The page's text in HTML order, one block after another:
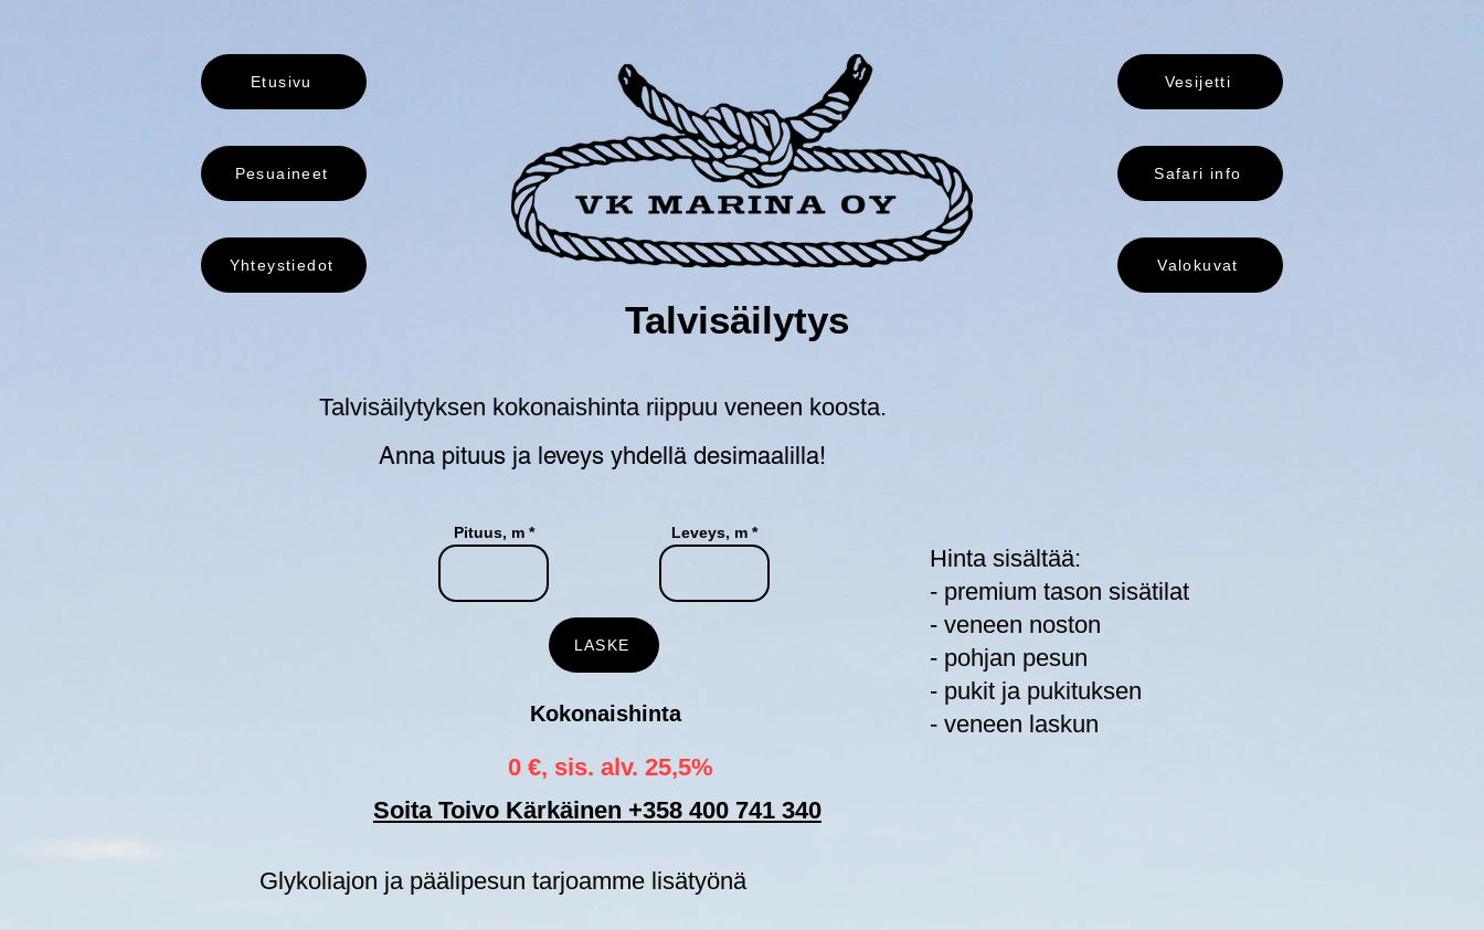
Etusivu
Pesuaineet
Yhteystiedot
Vesijetti
Safari info
Valokuvat
Talvisäilytys
Talvisäilytyksen kokonaishinta riippuu veneen koosta.
Anna pituus ja leveys yhdellä desimaalilla!
Pituus, m Leveys, m
LASKE
Kokonaishinta
Hinta sisältää:
- premium tason sisätilat
- veneen noston
- pohjan pesun
- pukit ja pukituksen
- veneen laskun
0 €, sis. alv. 25,5%
Soita Toivo Kärkäinen +358 400 741 340
Glykoliajon ja päälipesun tarjoamme lisätyönä